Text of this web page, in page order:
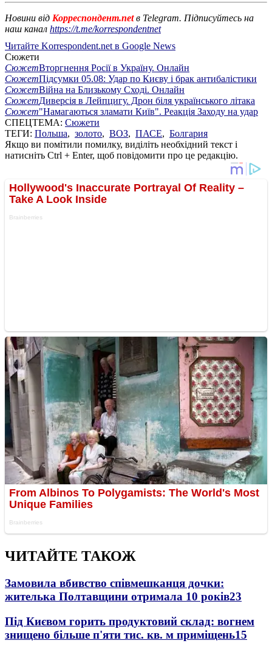
Новини від Корреспондент.netв Telegram. Підписуйтесь на
наш канал https://t.me/korrespondentnet
Читайте Korrespondent.net в Google News
Сюжети
СюжетВторгнення Росії в Україну. Онлайн
СюжетПідсумки 05.08: Удар по Києву і брак антибалістики
СюжетВійна на Близькому Сході. Онлайн
СюжетДиверсія в Лейпцигу. Дрон біля українського літака
Сюжет"Намагаються зламати Київ". Реакція Заходу на удар
СПЕЦТЕМА: Сюжети
ТЕГИ: Польша, золото, ВОЗ, ПАСЕ, Болгария
Якщо ви помітили помилку, виділіть необхідний текст і
натисніть Ctrl + Enter, щоб повідомити про це редакцію.
ЧИТАЙТЕ ТАКОЖ
Замовила вбивство співмешканця дочки:
жителька Полтавщини отримала 10 років23
Під Києвом горить продуктовий склад: вогнем
знищено більше п'яти тис. кв. м приміщень15